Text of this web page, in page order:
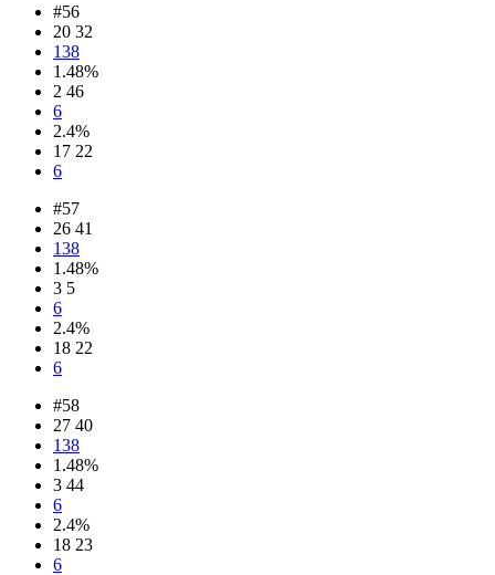
#56
20 32
138
1.48%
2 46
6
2.4%
17 22
6
#57
26 41
138
1.48%
3 5
6
2.4%
18 22
6
#58
27 40
138
1.48%
3 44
6
2.4%
18 23
6